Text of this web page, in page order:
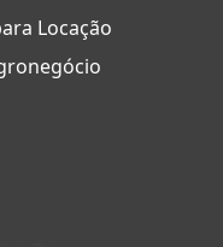
Locação